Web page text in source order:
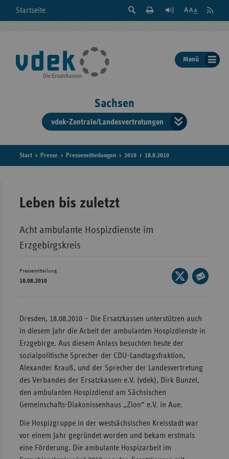
Startseite
Suche
der
Seite
Feed
Menü
Sachsen
vdek-Zentrale/Landesvertretungen
der
Start Presse Pressemitteilungen 2010 18.8.2010
Leben bis zuletzt
Acht ambulante Hospizdienste im
Erzgebirgskreis
Pressemitteilung
18.08.2010
Seite
auf
Mail
Dresden, 18.08.2010 – Die Ersatzkassen unterstützen auch
in diesem Jahr die Arbeit der ambulanten Hospizdienste in
Erzgebirge. Aus diesem Anlass besuchten heute der
sozialpolitische Sprecher der CDU-Landtagsfraktion,
Alexander Krauß, und der Sprecher der Landesvertretung
des Verbandes der Ersatzkassen e.V. (vdek), Dirk Bunzel,
den ambulanten Hospizdienst am Sächsischen
Gemeinschafts-Diakonissenhaus „Zion“ e.V. in Aue.
Die Hospizgruppe in der westsächsischen Kreisstadt war
vor einem Jahr gegründet worden und bekam erstmals
eine Förderung. Die ambulante Hospizarbeit im